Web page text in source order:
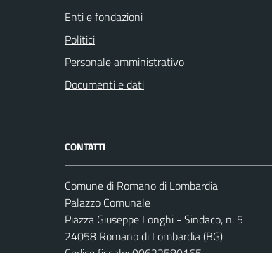
Enti e fondazioni
Politici
Personale amministrativo
Documenti e dati
CONTATTI
Comune di Romano di Lombardia
Palazzo Comunale
Piazza Giuseppe Longhi - Sindaco, n. 5
24058 Romano di Lombardia (BG)